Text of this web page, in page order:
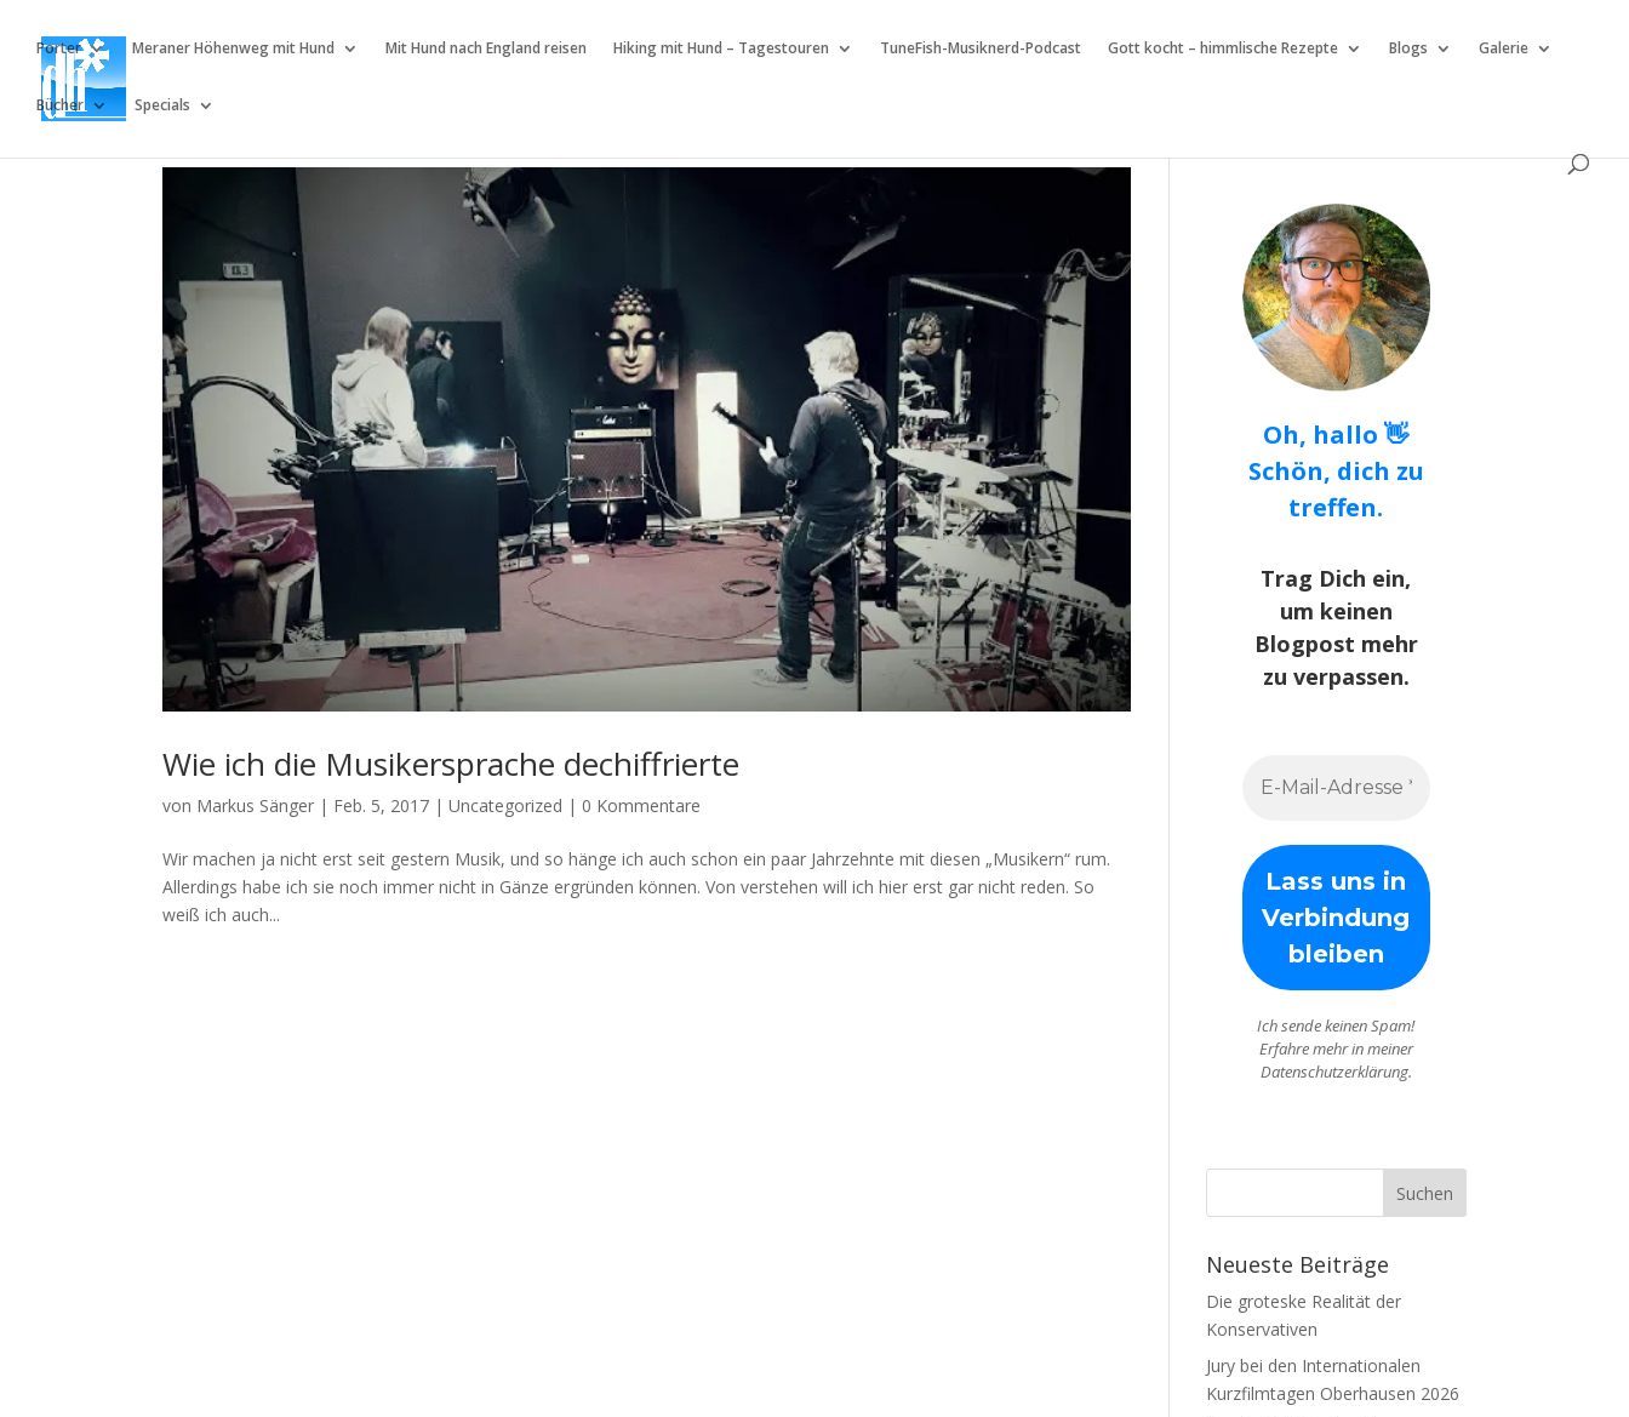
Porter Meraner Höhenweg mit Hund Mit Hund nach England reisen Hiking mit Hund – Tagestouren TuneFish-Musiknerd-Podcast Gott kocht – himmlische Rezepte Blogs Galerie
Bücher Specials
Wie ich die Musikersprache dechiffrierte
von Markus Sänger | Feb. 5, 2017 |Uncategorized | 0 Kommentare
Wir machen ja nicht erst seit gestern Musik, und so hänge ich auch schon ein paar Jahrzehnte mit diesen „Musikern“ rum.
Allerdings habe ich sie noch immer nicht in Gänze ergründen können. Von verstehen will ich hier erst gar nicht reden. So
weiß ich auch...
Oh, hallo 👋
Schön, dich zu
treffen.
Trag Dich ein,
um keinen
Blogpost mehr
zu verpassen.
Ich sende keinen Spam!
Erfahre mehr in meiner
Datenschutzerklärung.
Neueste Beiträge
Die groteske Realität der
Konservativen
Jury bei den Internationalen
Kurzfilmtagen Oberhausen 2026